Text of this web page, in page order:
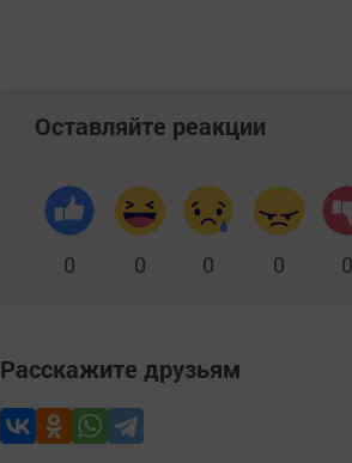
Оставляйте реакции
0 0 0 0 0
Расскажите друзьям